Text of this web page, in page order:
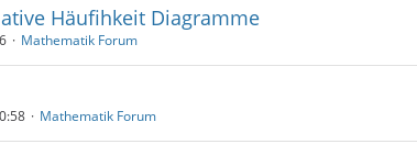
Häufihkeit Diagramme
Mathematik Forum
Mathematik Forum